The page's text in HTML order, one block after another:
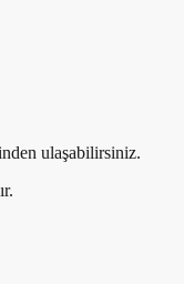
ulaşabilirsiniz.